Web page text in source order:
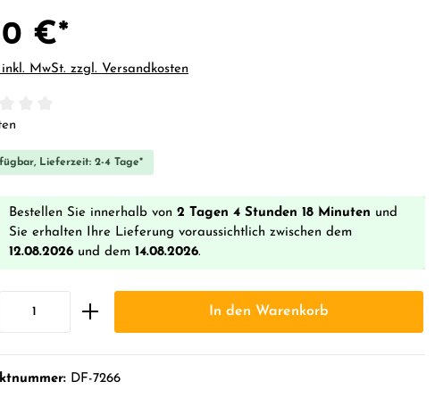
€*
MwSt. zzgl. Versandkosten
Bewertung von 0 von 5 Sternen
Lieferzeit: 2-4 Tage*
Bestellen Sie innerhalb von 2 Tagen 4 Stunden 18 Minuten und
Sie erhalten Ihre Lieferung voraussichtlich zwischen dem
12.08.2026 und dem 14.08.2026.
In den Warenkorb
DF-7266